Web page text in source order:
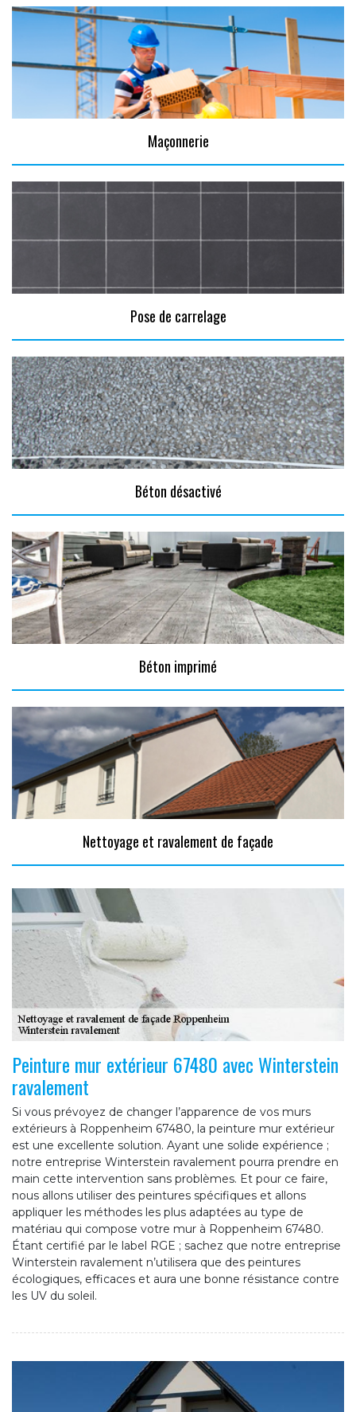
Maçonnerie
Pose de carrelage
Béton désactivé
Béton imprimé
Nettoyage et ravalement de façade
Peinture mur extérieur 67480 avec Winterstein
ravalement
Si vous prévoyez de changer l’apparence de vos murs
extérieurs à Roppenheim 67480, la peinture mur extérieur
est une excellente solution. Ayant une solide expérience ;
notre entreprise Winterstein ravalement pourra prendre en
main cette intervention sans problèmes. Et pour ce faire,
nous allons utiliser des peintures spécifiques et allons
appliquer les méthodes les plus adaptées au type de
matériau qui compose votre mur à Roppenheim 67480.
Étant certifié par le label RGE ; sachez que notre entreprise
Winterstein ravalement n’utilisera que des peintures
écologiques, efficaces et aura une bonne résistance contre
les UV du soleil.